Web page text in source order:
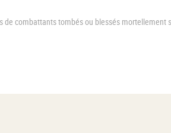
de combattants tombés ou blessés mortellement